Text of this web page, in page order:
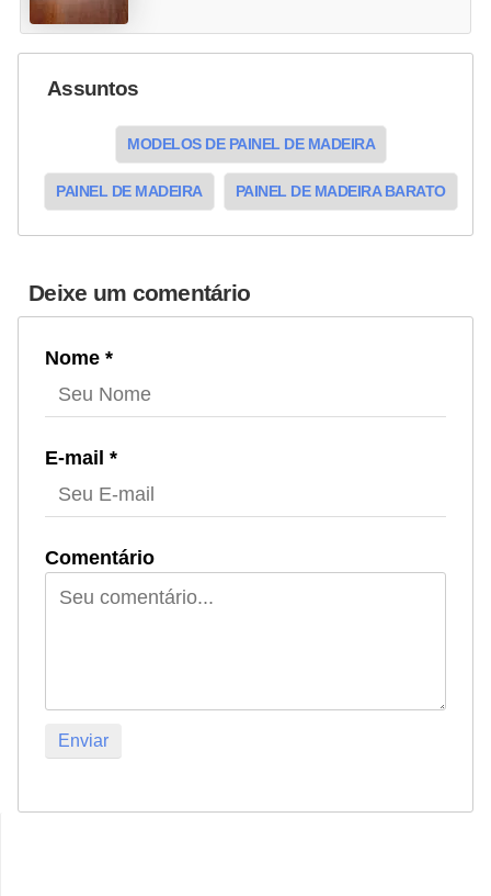
Assuntos
MODELOS DE PAINEL DE MADEIRA
PAINEL DE MADEIRA PAINEL DE MADEIRA BARATO
Deixe um comentário
Nome *
E-mail *
Comentário